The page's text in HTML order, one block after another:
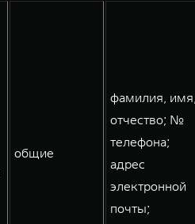
общие
фамилия,
отчество; №
телефона;
адрес
электронной
почты;